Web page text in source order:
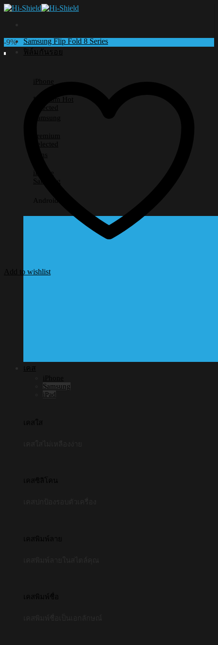
Skip
Samsung Flip Fold 8 Series
ฟิล์มกันรอย
iPhone
Premium
Selected
Samsung
Premium
Selected
Lens
iPhone
Samsung
Android อื่นๆ
เคส
iPhone
Samsung
iPad
เคสใส
เคสซิลิโคน
เคสพิมพ์ลาย
เคสพิมพ์ชื่อ
-9%
Add to wishlist